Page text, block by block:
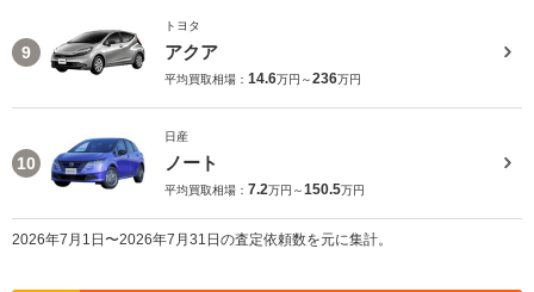
9
トヨタ
アクア
平均買取相場： 14.6万円～236万円
10
日産
ノート
平均買取相場： 7.2万円～150.5万円
2026年7月1日〜2026年7月31日の査定依頼数を元に集計。